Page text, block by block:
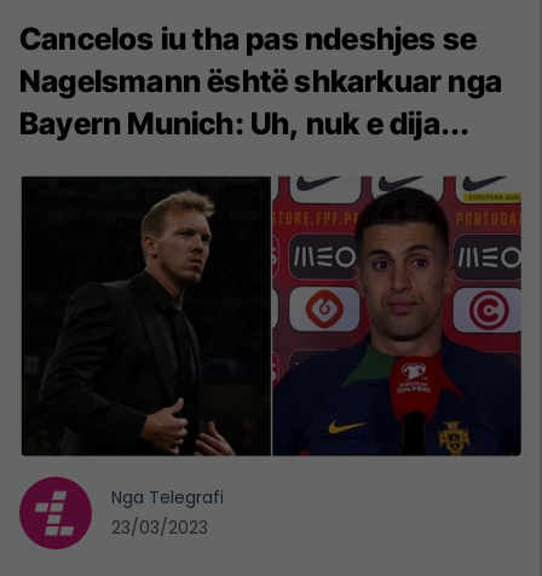
Cancelos iu tha pas ndeshjes se
Nagelsmann është shkarkuar nga
Bayern Munich: Uh, nuk e dija...
Nga Telegrafi
23/03/2023